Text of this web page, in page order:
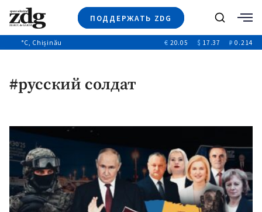
ПОДДЕРЖАТЬ ZDG
Новости
Выборы 2025
Поиск
°C, Chișinău € 20.05 $ 17.37 ₽ 0.214
#русский солдат